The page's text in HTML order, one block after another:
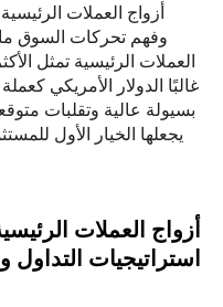
أزواج العملات
وفهم تحركات السوق ما
العملات الرئيسية تمثل
غالبًا الدولار الأمريكي
بسيولة عالية وتقلبات
يجعلها الخيار الأول
أزواج العملات
استراتيجيات